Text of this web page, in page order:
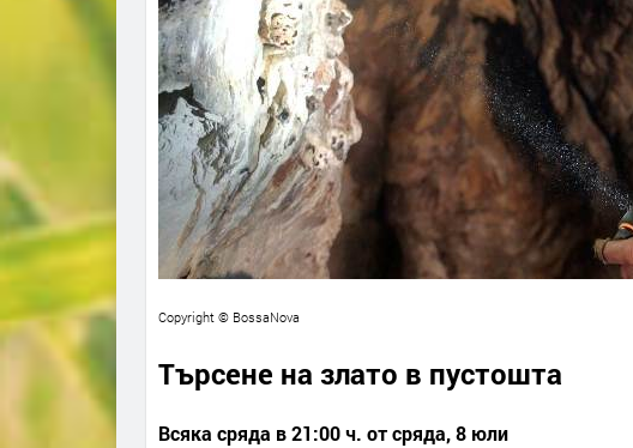
Copyright © BossaNova
Търсене на злато в пустошта
Всяка сряда в 21:00 ч. от сряда,8 юли